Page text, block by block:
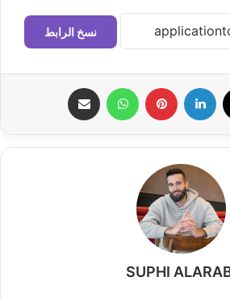
نسخ الرابط
لينكدإن بينتيريست واتساب
SUPHI